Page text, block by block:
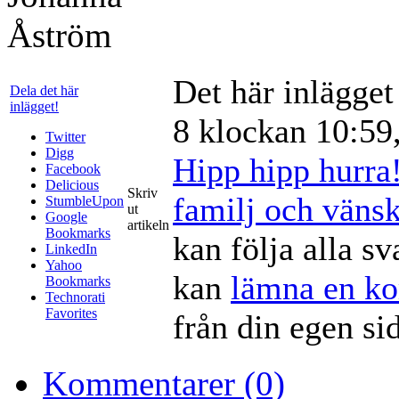
Dela det här
inlägget!
Twitter
Digg
Facebook
Delicious
StumbleUpon
Google
Bookmarks
LinkedIn
Yahoo
Bookmarks
Technorati
Favorites
Skriv
ut
artikeln
Det här
8 klockan
Hipp hipp
familj och
kan följa alla
kan lämna en
från din egen
Kommentarer (0)